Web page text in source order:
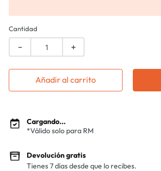
Cantidad
＋
－
Añadir al carrito
Cargando...
*Válido solo para RM
Devolución gratis
Tienes 7 días desde que lo recibes.